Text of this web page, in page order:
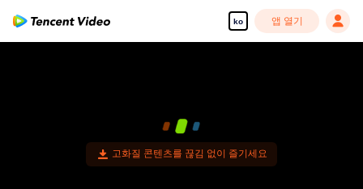
ko 앱 열기
고화질 콘텐츠를 끊김 없이 즐기세요